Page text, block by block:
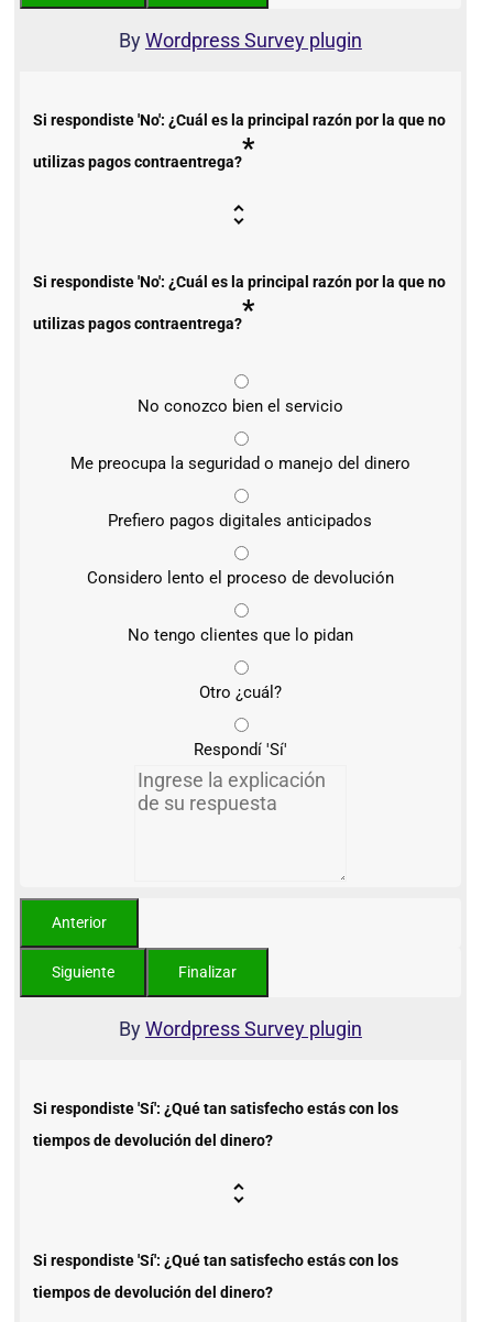
ByWordpress Survey plugin
Si respondiste 'No': ¿Cuál es la principal razón por la que no
utilizas pagos contraentrega?*
Si respondiste 'No': ¿Cuál es la principal razón por la que no
utilizas pagos contraentrega?*
No conozco bien el servicio
Me preocupa la seguridad o manejo del dinero
Prefiero pagos digitales anticipados
Considero lento el proceso de devolución
No tengo clientes que lo pidan
Otro ¿cuál?
Respondí 'Sí'
ByWordpress Survey plugin
Si respondiste 'Sí': ¿Qué tan satisfecho estás con los
tiempos de devolución del dinero?
Si respondiste 'Sí': ¿Qué tan satisfecho estás con los
tiempos de devolución del dinero?